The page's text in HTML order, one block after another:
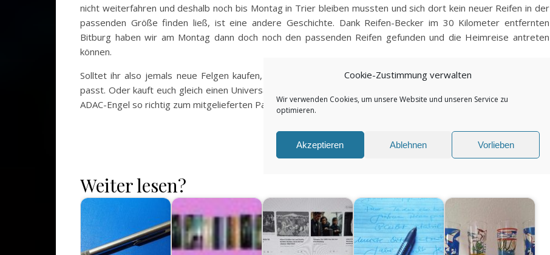
Cookie-Zustimmung verwalten
Wir verwenden Cookies, um unsere Website und unseren Service zu
optimieren.
Akzeptieren Ablehnen Vorlieben
nicht weiterfahren und deshalb noch bis Montag in Trier bleiben mussten und sich dort kein neuer Reifen in der
passenden Größe finden ließ, ist eine andere Geschichte. Dank Reifen-Becker im 30 Kilometer entfernten
Bitburg haben wir am Montag dann doch noch den passenden Reifen gefunden und die Heimreise antreten
können.
Solltet ihr also jemals neue Felgen kaufen, dann guckt vor einer großen Reise nach, ob der Mutternschlüssel
passt. Oder kauft euch gleich einen Universalschlüssel mit deutlich besserer Hebelwirkung. Denn wie sagte der
ADAC-Engel so richtig zum mitgelieferten Pannenset: „Das ist Spielzeug.“
Weiter lesen?